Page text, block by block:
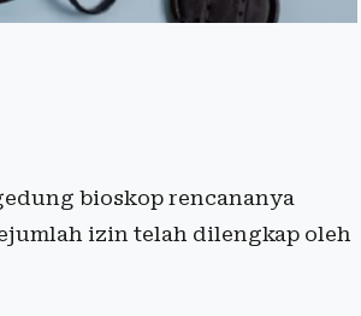
bioskop rencananya
izin telah dilengkap oleh